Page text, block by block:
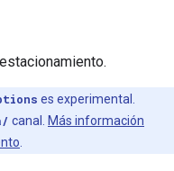
es experimental.
canal.
Más información